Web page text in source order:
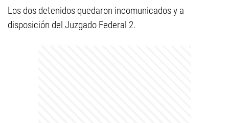
Los dos detenidos quedaron incomunicados y a
disposición del Juzgado Federal 2.